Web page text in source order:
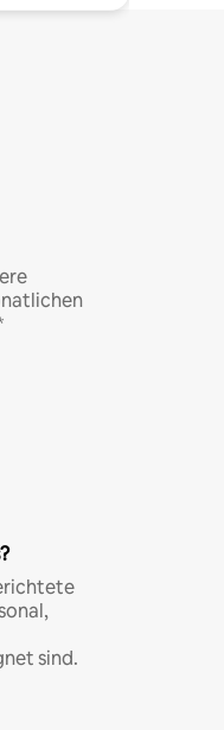
sind.